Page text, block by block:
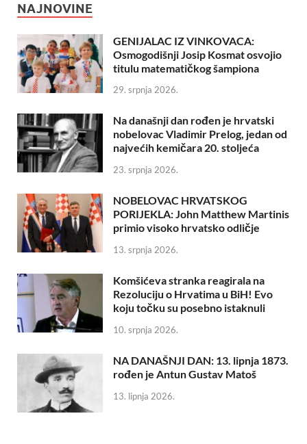
NAJNOVINE
GENIJALAC IZ VINKOVACA:
Osmogodišnji Josip Kosmat osvojio
titulu matematičkog šampiona
29. srpnja 2026.
Na današnji dan rođen je hrvatski
nobelovac Vladimir Prelog, jedan od
najvećih kemičara 20. stoljeća
23. srpnja 2026.
NOBELOVAC HRVATSKOG
PORIJEKLA: John Matthew Martinis
primio visoko hrvatsko odličje
13. srpnja 2026.
Komšićeva stranka reagirala na
Rezoluciju o Hrvatima u BiH! Evo
koju točku su posebno istaknuli
10. srpnja 2026.
NA DANAŠNJI DAN: 13. lipnja 1873.
rođen je Antun Gustav Matoš
13. lipnja 2026.